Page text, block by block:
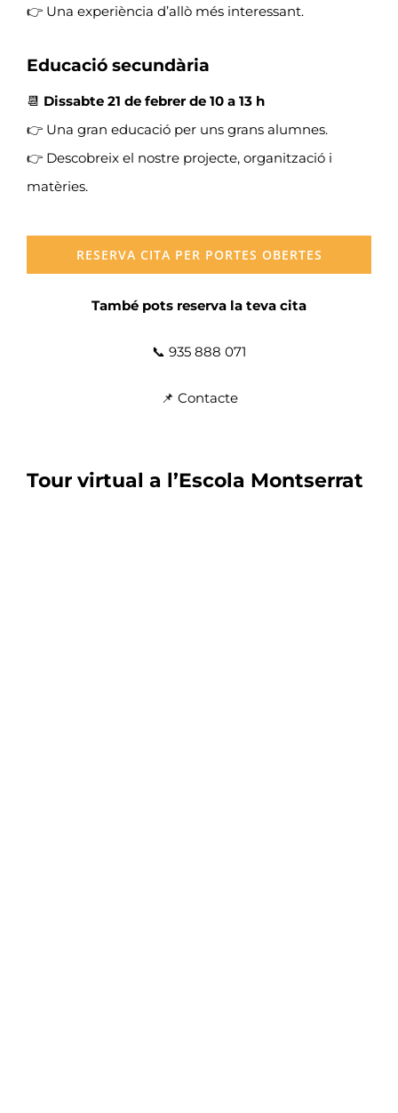
👉 Una experiència d’allò més interessant.
Educació secundària
📆 Dissabte 21 de febrer de 10 a 13 h
👉 Una gran educació per uns grans alumnes.
👉 Descobreix el nostre projecte, organització i
matèries.
RESERVA CITA PER PORTES OBERTES
També pots reserva la teva cita
📞 935 888 071
📌 Contacte
Tour virtual a l’Escola Montserrat